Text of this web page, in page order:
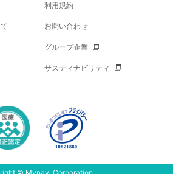
利用規約
お問い合わせ
グループ企業
サスティナビリティ